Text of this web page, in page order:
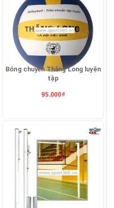
Bóng chuyền Thăng Long luyện
tập
95.000₫